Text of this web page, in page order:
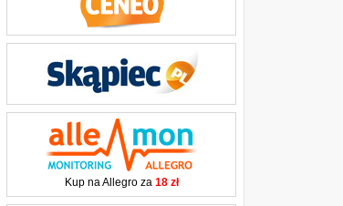
Kup na Allegro za 18 zł